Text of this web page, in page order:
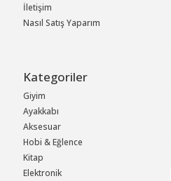
İletişim
Nasıl Satış Yaparım
Kategoriler
Giyim
Ayakkabı
Aksesuar
Hobi & Eğlence
Kitap
Elektronik